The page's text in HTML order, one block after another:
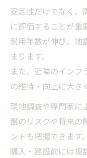
安定性だけでなく、
に評価することが重
耐用年数が伸び、地
まります。
また、近隣のイン
の維持・向上に大き
現地調査や専門家に
盤のリスクや将来の
ントも把握できます。
購入・建設前には複